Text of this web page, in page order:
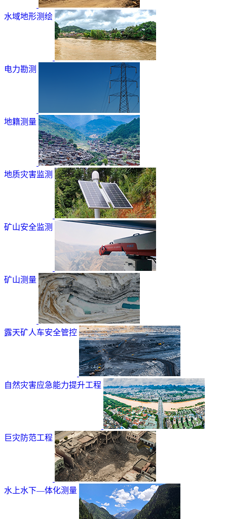
水域地形测绘
电力勘测
地籍测量
地质灾害监测
矿山安全监测
矿山测量
露天矿人车安全管控
自然灾害应急能力提升工程
巨灾防范工程
水上水下—体化测量